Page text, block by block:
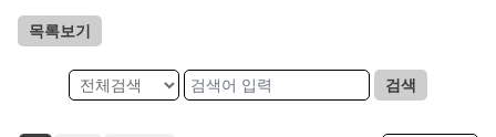
목록보기
검색